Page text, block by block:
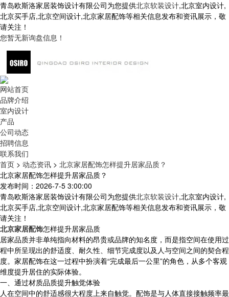
青岛欧斯洛家居装饰设计有限公司为您提供北京软装设计,北京室内设计,
北京买手店,北京空间设计,北京家居配饰等相关信息发布和资讯展示，敬
请关注！
您暂无新询盘信息！
网站首页
品牌介绍
室内设计
产品
公司动态
招聘信息
联系我们
首页 > 动态资讯 > 北京家居配饰怎样提升居家品质？
北京家居配饰怎样提升居家品质？
发布时间：2026-7-5 3:00:00
青岛欧斯洛家居装饰设计有限公司为您提供北京软装设计,北京室内设计,
北京买手店,北京空间设计,北京家居配饰等相关信息发布和资讯展示，敬
请关注！
北京家居配饰怎样提升居家品质
居家品质并非单纯指向材料的昂贵或品牌的知名度，而是指空间在使用过
程中所呈现出的舒适度、耐久性、细节完成度以及人与空间之间的契合程
度。家居配饰在这一过程中扮演着“完成最后一公里”的角色，从多个客观
维度提升居住的实际体验。
一、通过材质品质提升触觉体验
人在空间中的舒适感很大程度上来自触觉。配饰是与人体直接接触频率最